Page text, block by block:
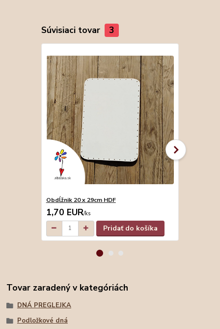
Súvisiaci tovar 3
Obdĺžnik 20 x 29cm HDF
1,70 EUR/ks
Pridať do košíka
Tovar zaradený v kategóriách
DNÁ PREGLEJKA
Podložkové dná